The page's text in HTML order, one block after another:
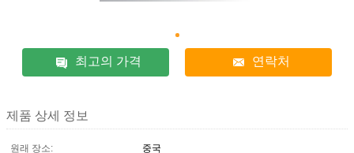
최고의 가격 연락처
제품 상세 정보
원래 장소:
중국